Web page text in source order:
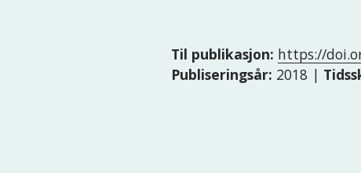
Til publikasjon: https://
Publiseringsår: 2018 |